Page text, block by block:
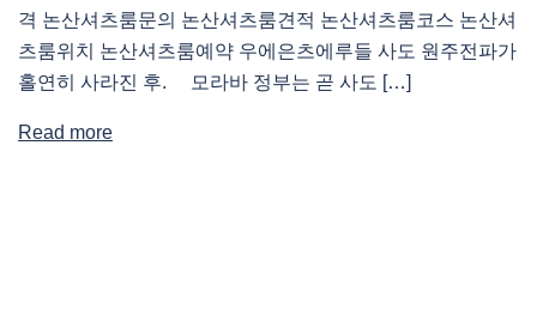
격 논산셔츠룸문의 논산셔츠룸견적 논산셔츠룸코스 논산셔
츠룸위치 논산셔츠룸예약 우에은츠에루들 사도 원주전파가
홀연히 사라진 후. 모라바 정부는 곧 사도 […]
Read more